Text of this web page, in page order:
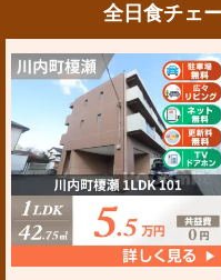
全日食チェ